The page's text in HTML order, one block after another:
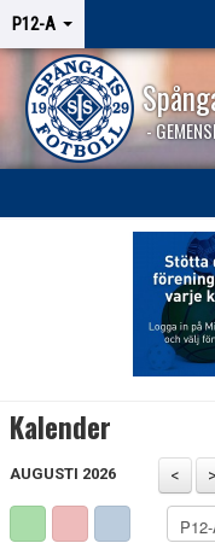
P12-A
-
LAGSPONSORER
Kalender
AUGUSTI 2026